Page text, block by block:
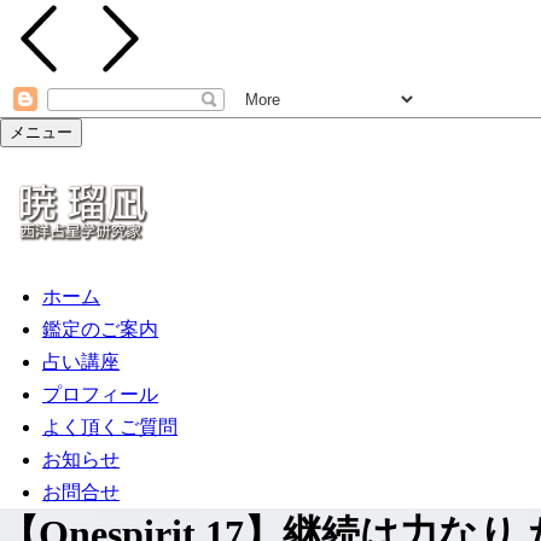
メニュー
ホーム
鑑定のご案内
占い講座
プロフィール
よく頂くご質問
お知らせ
お問合せ